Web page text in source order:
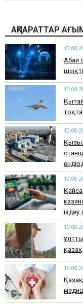
АҚПАРАТТАР
Абай